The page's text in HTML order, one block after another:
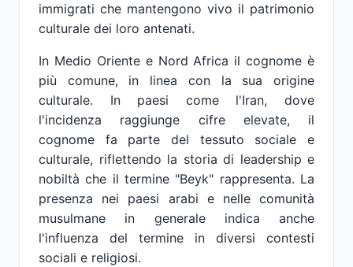
immigrati che mantengono vivo il patrimonio
culturale dei loro antenati.
In Medio Oriente e Nord Africa il cognome è
più comune, in linea con la sua origine
culturale. In paesi come l'Iran, dove
l'incidenza raggiunge cifre elevate, il
cognome fa parte del tessuto sociale e
culturale, riflettendo la storia di leadership e
nobiltà che il termine "Beyk" rappresenta. La
presenza nei paesi arabi e nelle comunità
musulmane in generale indica anche
l'influenza del termine in diversi contesti
sociali e religiosi.